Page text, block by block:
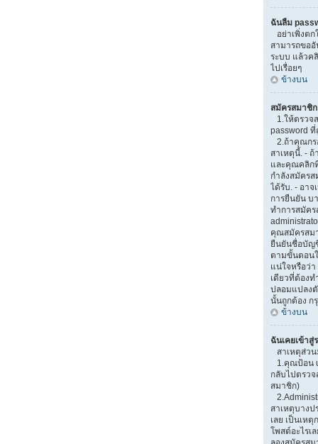
ฉันลืม
อย่าเพิ่งต
สามารถขอ
ระบบ แล้วค
ไปเรื่อยๆ
ข้างบน
สมัครสมาชิ
1.ให้ตรวจ
password ที่
2.ถ้าคุณกร
สาเหตุนี้. -
และคุณคลิก
กำลังสมัคร
ได้รับ. - อา
การยืนยัน บ
ทำการสมัค
คุณสมัครสม
ยืนยันชื่อบัญ
ตามขั้นตอน
แน่ใจหรือว่
เดียวที่ต้อง
ปลอมแปลง
นั้นถูกต้อง ก
ข้างบน
ฉันเคยเข้า
สาเหตุส่ว
1.คุณป้อน
กลับไปตรว
สมาชิก)
สาเหตุบางป
เลย เป็นเห
โพสต์อะไรเ